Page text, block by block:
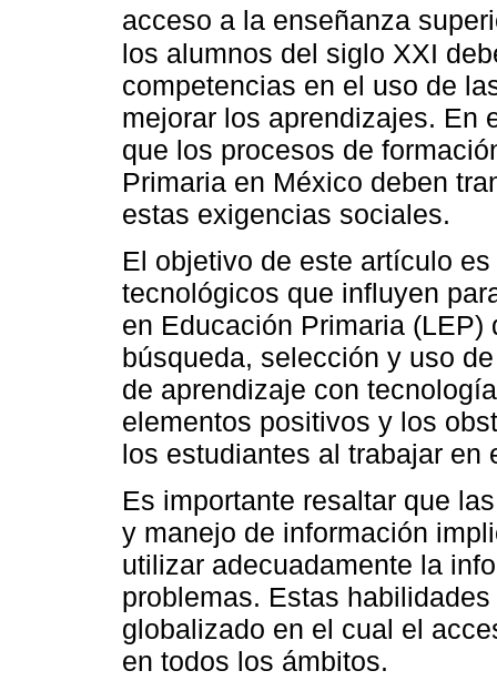
acceso a la enseñanza
los alumnos del siglo XXI
competencias en el uso de
mejorar los aprendizajes. En
que los procesos de
Primaria en México deben
estas exigencias sociales.
El objetivo de este artículo
tecnológicos que influyen
en Educación Primaria
búsqueda, selección y uso
de aprendizaje con
elementos positivos y los
los estudiantes al trabajar en
Es importante resaltar que
y manejo de información
utilizar adecuadamente la
problemas. Estas
globalizado en el cual el
en todos los ámbitos.